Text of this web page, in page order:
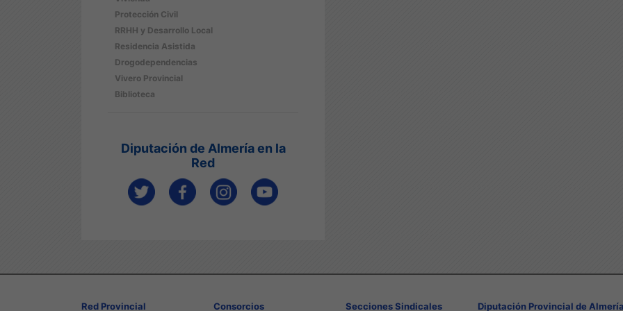
Protección Civil
RRHH y Desarrollo Local
Residencia Asistida
Drogodependencias
Vivero Provincial
Biblioteca
Diputación de Almería en la
Red
Red Provincial Consorcios Secciones Sindicales Diputación Provincial de